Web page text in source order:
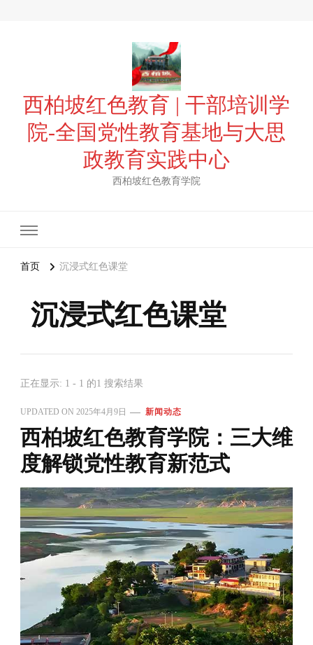
西柏坡红色教育 | 干部培训学
院-全国党性教育基地与大思
政教育实践中心
西柏坡红色教育学院
首页 沉浸式红色课堂
沉浸式红色课堂
正在显示: 1 - 1 的1 搜索结果
UPDATED ON 2025年4月9日 新闻动态
西柏坡红色教育学院：三大维
度解锁党性教育新范式